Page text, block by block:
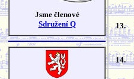
Jsme členové
Sdružení Q
13.
14.